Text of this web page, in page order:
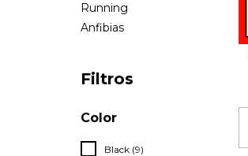
Running
Anfibias
Filtros
Color
Black (9)